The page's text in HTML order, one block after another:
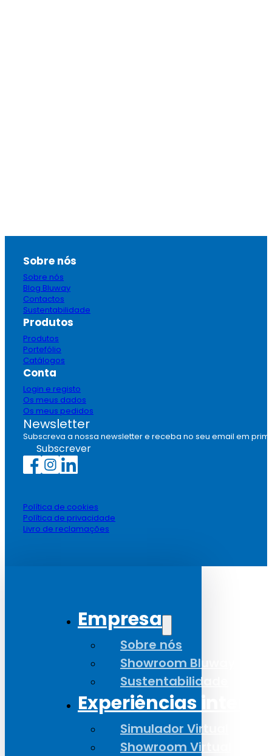
Sobre nós
Sobre nós
Blog Bluway
Contactos
Sustentabilidade
Produtos
Produtos
Portefólio
Catálogos
Conta
Login e registo
Os meus dados
Os meus pedidos
Newsletter
Subscreva a nossa newsletter e receba no seu email em
Subscrever
Política de cookies
Política de privacidade
Livro de reclamações
Empresa
Sobre nós
Showroom Bluway
Sustentabilidade
Experiências
Simulador Virtual
Showroom Virtual